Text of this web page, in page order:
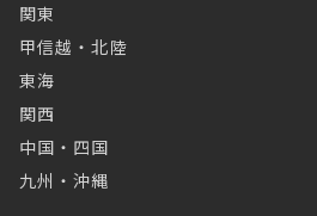
関東
甲信越・北陸
東海
関西
中国・四国
九州・沖縄